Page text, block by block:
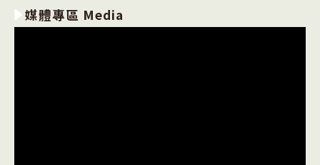
媒體專區 Media